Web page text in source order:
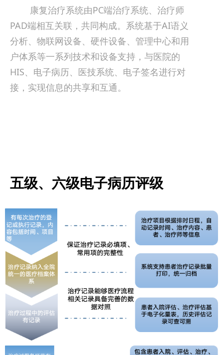
康复治疗系统由PC端治疗系统、治疗师
PAD端相互关联，共同构成。系统基于AI语义
分析、物联网设备、硬件设备、管理中心和用
户体系等一系列技术和设备支持，与医院的
HIS、电子病历、医技系统、电子签名进行对
接，实现信息的共享和互通。
五级、六级电子病历评级